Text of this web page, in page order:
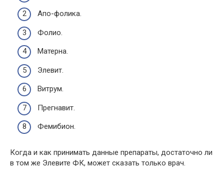
Апо-фолика.
Фолио.
Матерна.
Элевит.
Витрум.
Прегнавит.
Фемибион.
Когда и как принимать данные препараты, достаточно ли
в том же Элевите ФК, может сказать только врач.